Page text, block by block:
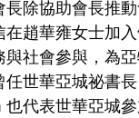
長除協助會長推
在趙華雍女士加
與社會參與，為
任世華亞城祕書
也代表世華亞城